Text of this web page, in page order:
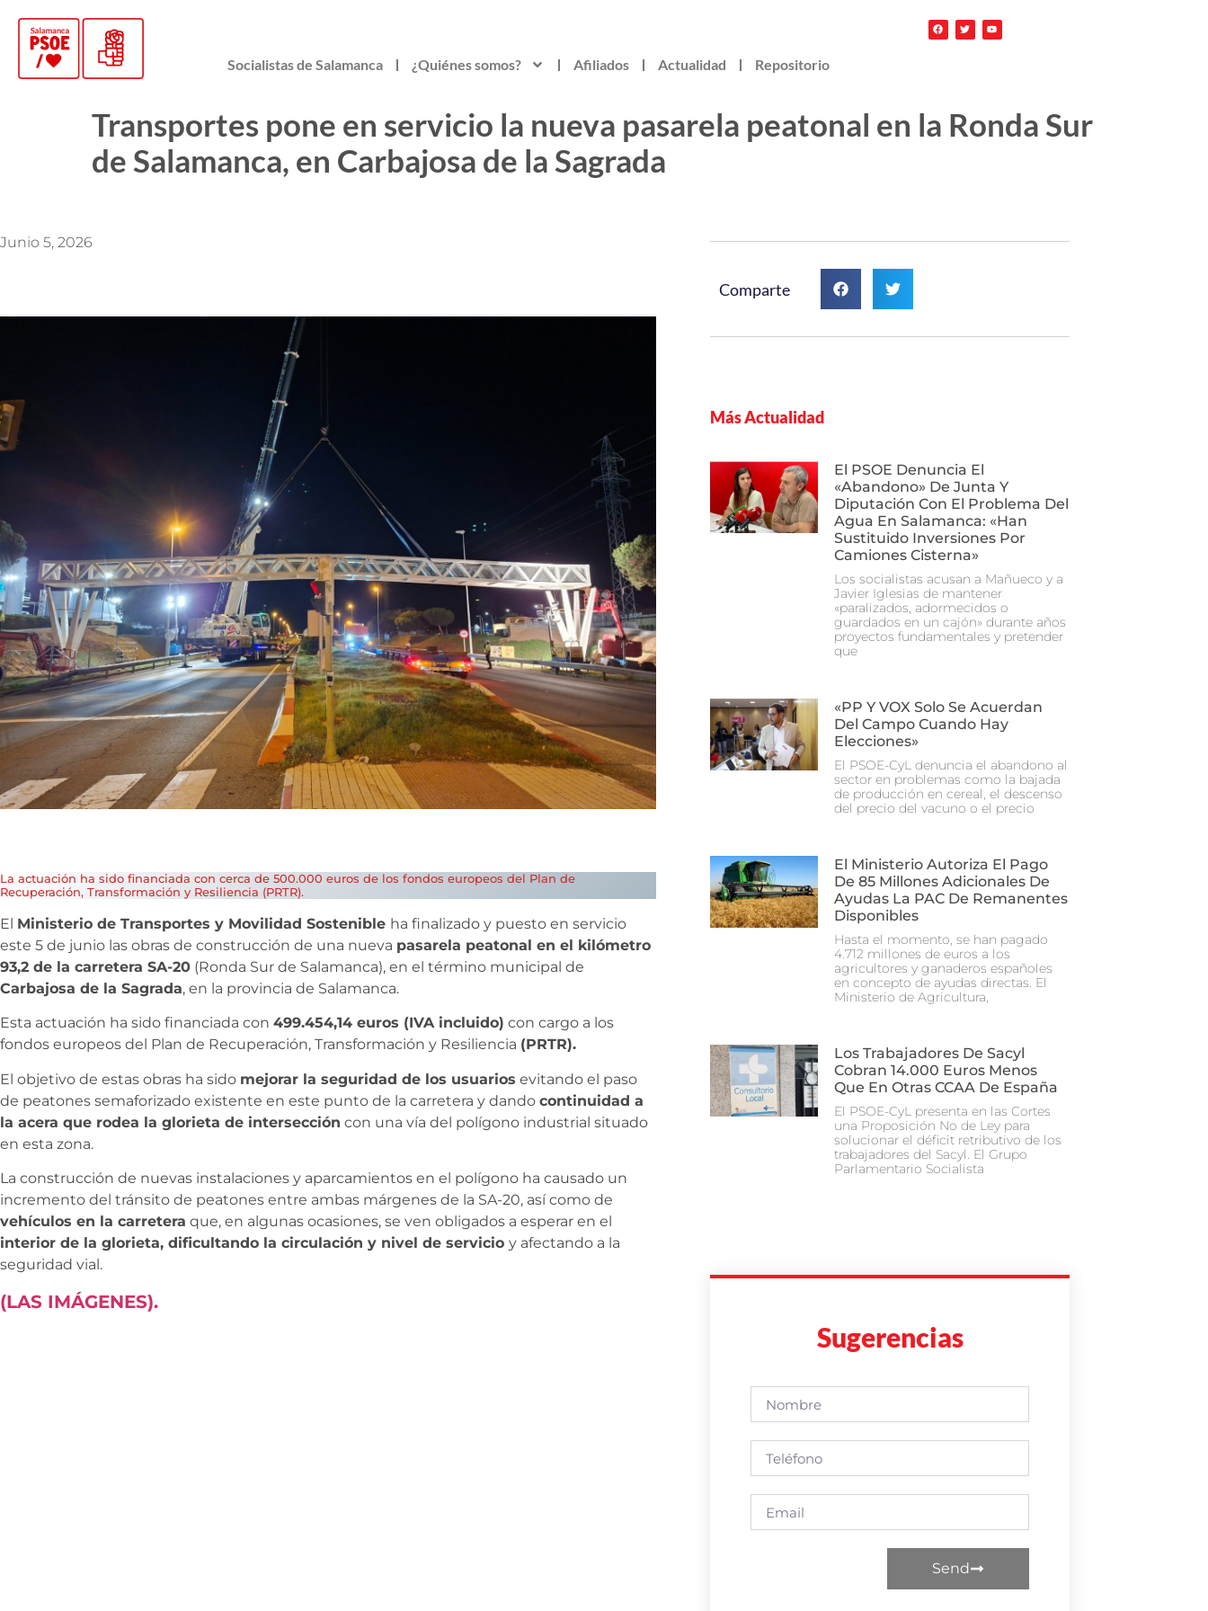
Socialistas de Salamanca ¿Quiénes somos? Afiliados Actualidad Repositorio
Transportes pone en servicio la nueva pasarela peatonal en la Ronda Sur
de Salamanca, en Carbajosa de la Sagrada
Junio 5, 2026
La actuación ha sido financiada con cerca de 500.000 euros de los fondos europeos del Plan de
Recuperación, Transformación y Resiliencia (PRTR).
El Ministerio de Transportes y Movilidad Sostenible ha finalizado y puesto en servicio
este 5 de junio las obras de construcción de una nueva pasarela peatonal en el kilómetro
93,2 de la carretera SA-20 (Ronda Sur de Salamanca), en el término municipal de
Carbajosa de la Sagrada, en la provincia de Salamanca.
Esta actuación ha sido financiada con 499.454,14 euros (IVA incluido) con cargo a los
fondos europeos del Plan de Recuperación, Transformación y Resiliencia (PRTR).
El objetivo de estas obras ha sido mejorar la seguridad de los usuarios evitando el paso
de peatones semaforizado existente en este punto de la carretera y dando continuidad a
la acera que rodea la glorieta de intersección con una vía del polígono industrial situado
en esta zona.
La construcción de nuevas instalaciones y aparcamientos en el polígono ha causado un
incremento del tránsito de peatones entre ambas márgenes de la SA-20, así como de
vehículos en la carretera que, en algunas ocasiones, se ven obligados a esperar en el
interior de la glorieta, dificultando la circulación y nivel de servicio y afectando a la
seguridad vial.
(LAS IMÁGENES).
Comparte
Más Actualidad
El PSOE Denuncia El
«abandono» De Junta Y
Diputación Con El Problema Del
Agua En Salamanca: «Han
Sustituido Inversiones Por
Camiones Cisterna»
Los socialistas acusan a Mañueco y a
Javier Iglesias de mantener
«paralizados, adormecidos o
guardados en un cajón» durante años
proyectos fundamentales y pretender
que
«PP Y VOX Solo Se Acuerdan
Del Campo Cuando Hay
Elecciones»
El PSOE-CyL denuncia el abandono al
sector en problemas como la bajada
de producción en cereal, el descenso
del precio del vacuno o el precio
El Ministerio Autoriza El Pago
De 85 Millones Adicionales De
Ayudas La PAC De Remanentes
Disponibles
Hasta el momento, se han pagado
4.712 millones de euros a los
agricultores y ganaderos españoles
en concepto de ayudas directas. El
Ministerio de Agricultura,
Los Trabajadores De Sacyl
Cobran 14.000 Euros Menos
Que En Otras CCAA De España
El PSOE-CyL presenta en las Cortes
una Proposición No de Ley para
solucionar el déficit retributivo de los
trabajadores del Sacyl. El Grupo
Parlamentario Socialista
Sugerencias
Send